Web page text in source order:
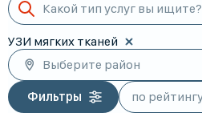
Какой тип услуг вы ищите?
УЗИ мягких тканей
Выберите район
Фильтры